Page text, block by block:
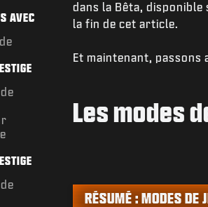
AVEC
dans la Bêta,
la fin de cet article.
Et maintenant, passons
Les modes
RÉSUMÉ : MODES DE